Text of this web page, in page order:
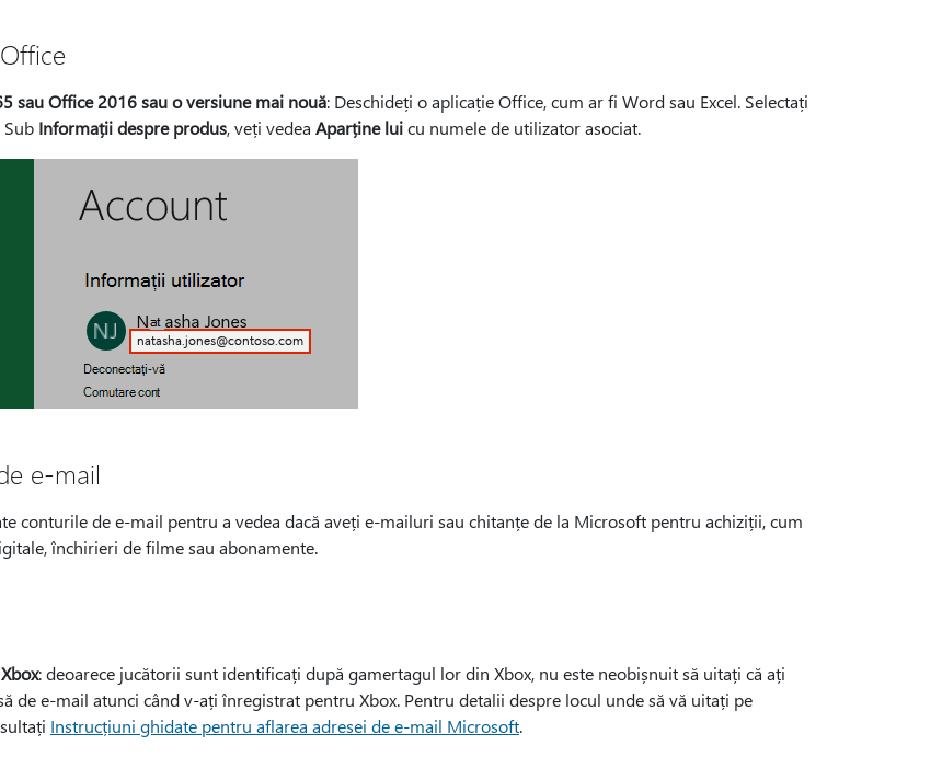
sau Office 2016 sau o versiune mai nouă: Deschideți o aplicație Office, cum ar fi Word sau Excel. Selectați
Sub Informații despre produs, veți vedea Aparține luicu numele de utilizator asociat.
e-mail
conturile de e-mail pentru a vedea dacă aveți e-mailuri sau chitanțe de la Microsoft pentru achiziții, cum
închirieri de filme sau abonamente.
: deoarece jucătorii sunt identificați după gamertagul lor din Xbox, nu este neobișnuit să uitați că ați
de e-mail atunci când v-ați înregistrat pentru Xbox. Pentru detalii despre locul unde să vă uitați pe
Instrucțiuni ghidate pentru aflarea adresei de e-mail Microsoft.